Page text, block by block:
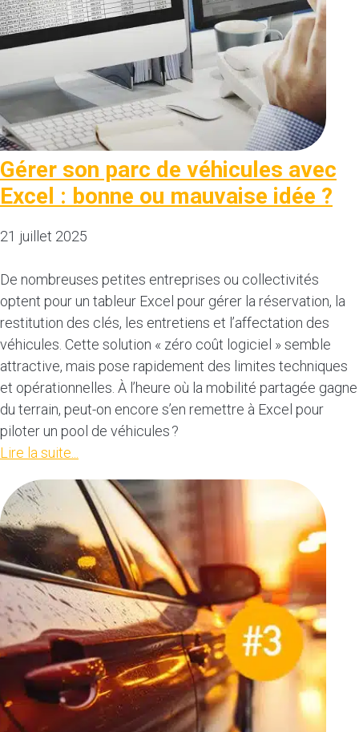
Gérer son parc de véhicules avec
Excel : bonne ou mauvaise idée ?
21 juillet 2025
De nombreuses petites entreprises ou collectivités
optent pour un tableur Excel pour gérer la réservation, la
restitution des clés, les entretiens et l’affectation des
véhicules. Cette solution « zéro coût logiciel » semble
attractive, mais pose rapidement des limites techniques
et opérationnelles. À l’heure où la mobilité partagée gagne
du terrain, peut-on encore s’en remettre à Excel pour
piloter un pool de véhicules ?
Lire la suite...